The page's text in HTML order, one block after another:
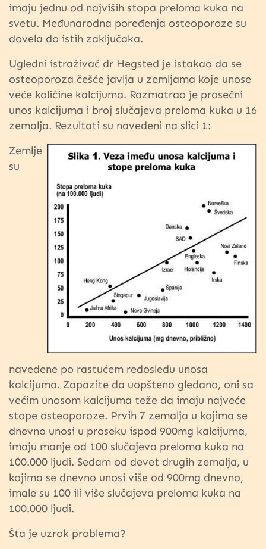
imaju jednu od najviših stopa preloma kuka na
svetu. Međunarodna poređenja osteoporoze su
dovela do istih zaključaka.
Ugledni istraživač dr Hegsted je istakao da se
osteoporoza češće javlja u zemljama koje unose
veće količine kalcijuma. Razmatrao je prosečni
unos kalcijuma i broj slučajeva preloma kuka u 16
zemalja. Rezultati su navedeni na slici 1:
Zemlje
su
navedene po rastućem redosledu unosa
kalcijuma. Zapazite da uopšteno gledano, oni sa
većim unosom kalcijuma teže da imaju najveće
stope osteoporoze. Prvih 7 zemalja u kojima se
dnevno unosi u proseku ispod 900mg kalcijuma,
imaju manje od 100 slučajeva preloma kuka na
100.000 ljudi. Sedam od devet drugih zemalja, u
kojima se dnevno unosi više od 900mg dnevno,
imale su 100 ili više slučajeva preloma kuka na
100.000 ljudi.
Šta je uzrok problema?